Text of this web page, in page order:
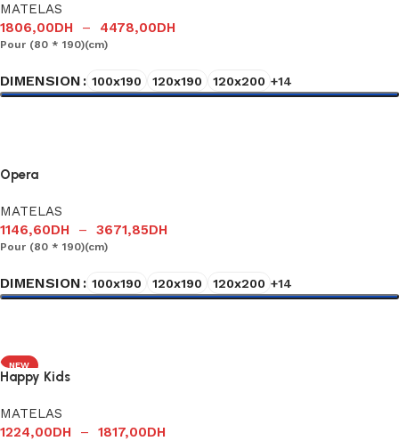
MATELAS
1806,00DH – 4478,00DH
Pour (80 * 190)(cm)
DIMENSION 100x190 120x190 120x200 +14
Opera
MATELAS
1146,60DH – 3671,85DH
Pour (80 * 190)(cm)
DIMENSION 100x190 120x190 120x200 +14
NEW
Happy Kids
MATELAS
1224,00DH – 1817,00DH